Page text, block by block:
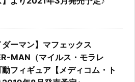
ダーマン】マフェックス
MAN（マイルス・モラレ
フィギュア【メディコム・ト